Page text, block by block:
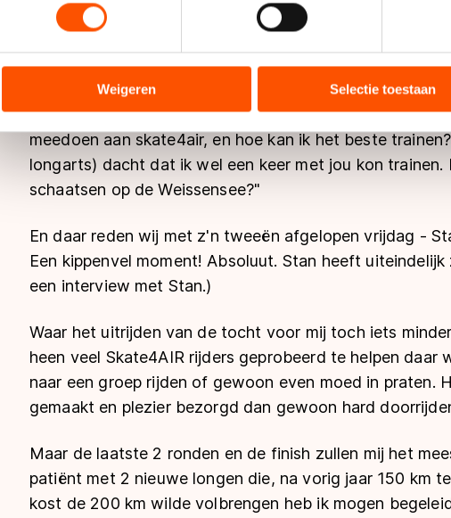
analyseren. We delen informatie over uw gebruik van onze site met
analyse. Zij kunnen deze combineren met andere gegevens die u aan
hun services. Sommige partners kunnen gegevens doorgeven aan
adequaat beschermingsniveau geldt volgens de GDPR. Door op
cookiebeleid
Weigeren Selectie toestaan
Stan is een apart verhaal. Hij schreef mij deze zomer
molentocht geschaatst op de Rotte toen ik 6 was (3
schaatsen op de Weissensee, want ik heb CF. Ik lig nu
mijn hand. Ik denk dat ik vrijdag naar huis mag. En wat
meedoen aan skate4air, en hoe kan ik het beste
longarts) dacht dat ik wel een keer met jou kon trainen.
schaatsen op de Weissensee?"
En daar reden wij met z'n tweeën afgelopen vrijdag -
Een kippenvel moment! Absoluut. Stan heeft
een interview met Stan.)
Waar het uitrijden van de tocht voor mij toch iets
heen veel Skate4AIR rijders geprobeerd te helpen
naar een groep rijden of gewoon even moed in praten.
gemaakt en plezier bezorgd dan gewoon hard
Maar de laatste 2 ronden en de finish zullen mij het
patiënt met 2 nieuwe longen die, na vorig jaar 150 km
kost de 200 km wilde volbrengen heb ik mogen